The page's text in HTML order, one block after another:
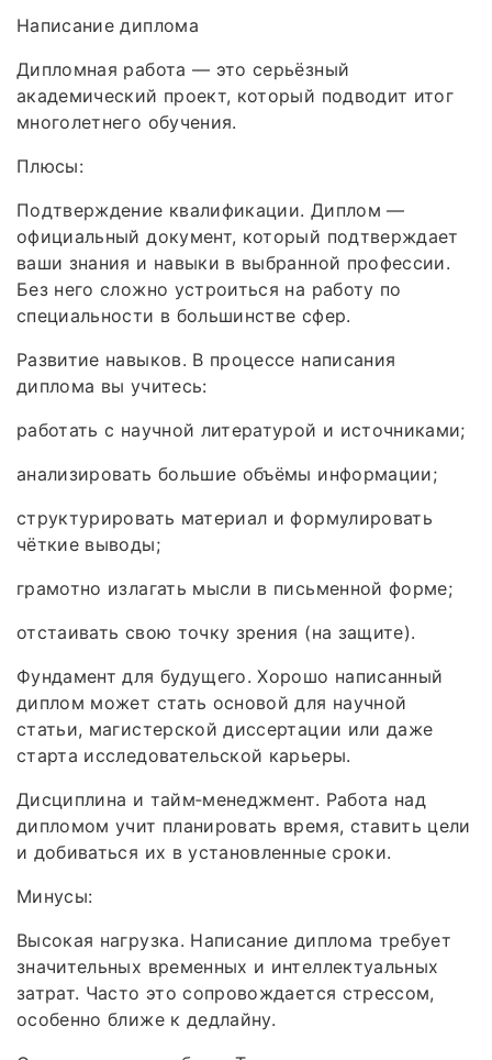
Написание диплома
Дипломная работа — это серьёзный
академический проект, который подводит итог
многолетнего обучения.
Плюсы:
Подтверждение квалификации. Диплом —
официальный документ, который подтверждает
ваши знания и навыки в выбранной профессии.
Без него сложно устроиться на работу по
специальности в большинстве сфер.
Развитие навыков. В процессе написания
диплома вы учитесь:
работать с научной литературой и источниками;
анализировать большие объёмы информации;
структурировать материал и формулировать
чёткие выводы;
грамотно излагать мысли в письменной форме;
отстаивать свою точку зрения (на защите).
Фундамент для будущего. Хорошо написанный
диплом может стать основой для научной
статьи, магистерской диссертации или даже
старта исследовательской карьеры.
Дисциплина и тайм‑менеджмент. Работа над
дипломом учит планировать время, ставить цели
и добиваться их в установленные сроки.
Минусы:
Высокая нагрузка. Написание диплома требует
значительных временных и интеллектуальных
затрат. Часто это сопровождается стрессом,
особенно ближе к дедлайну.